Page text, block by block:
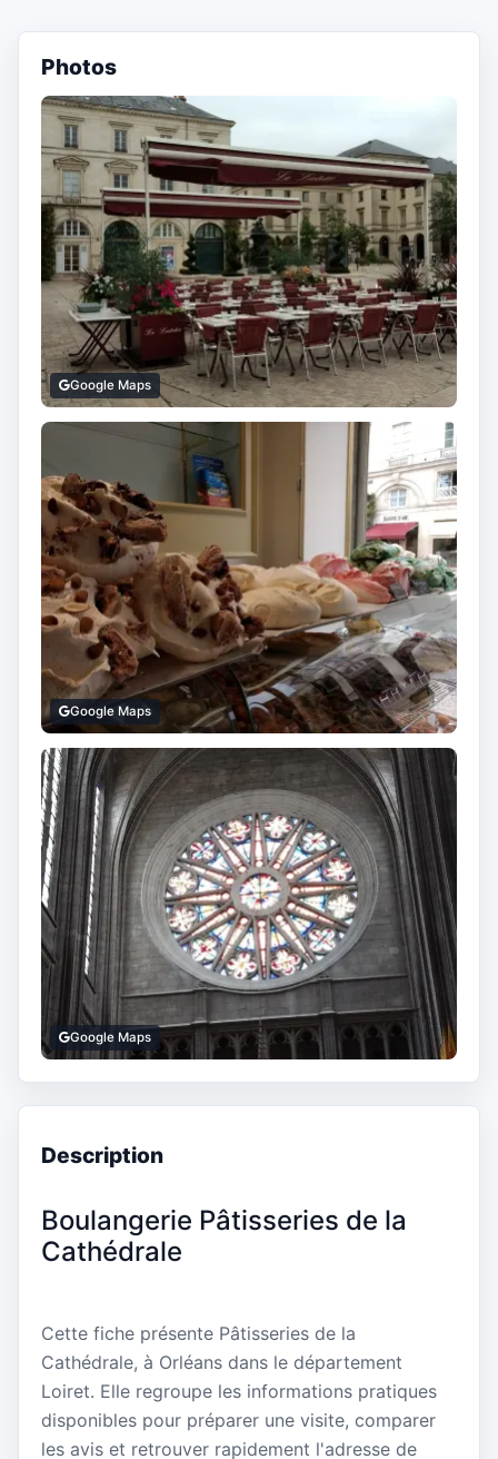
Photos
Google Maps
Google Maps
Google Maps
Description
Boulangerie Pâtisseries de la
Cathédrale
Cette fiche présente Pâtisseries de la
Cathédrale, à Orléans dans le département
Loiret. Elle regroupe les informations pratiques
disponibles pour préparer une visite, comparer
les avis et retrouver rapidement l'adresse de